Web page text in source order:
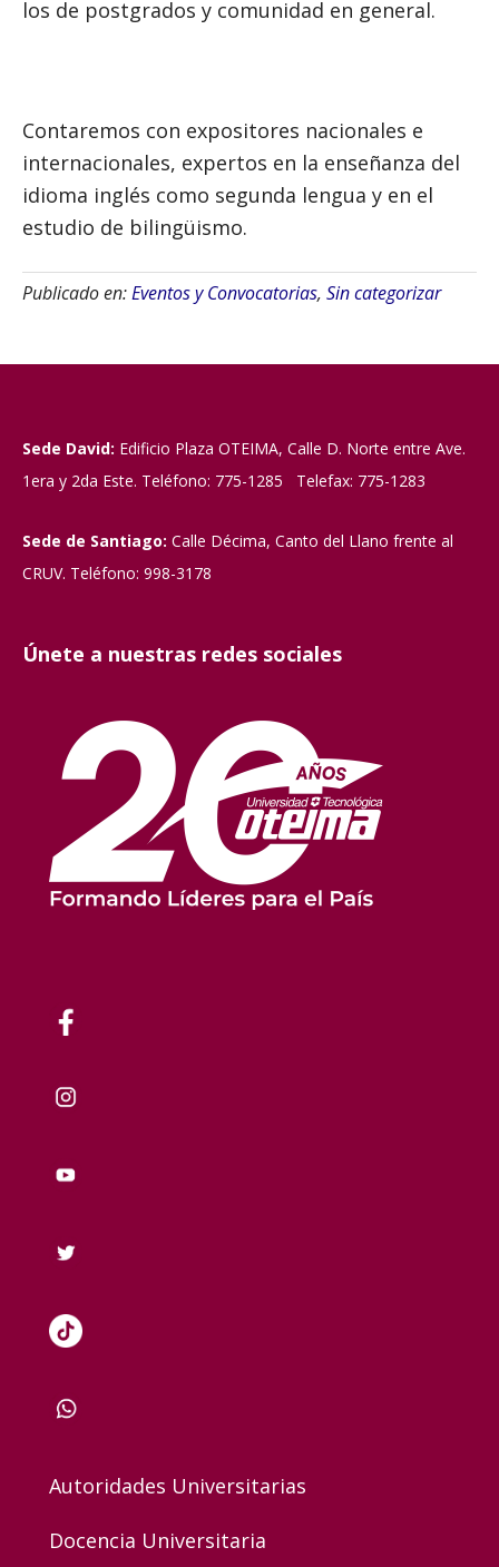
los de postgrados y comunidad en general.
Contaremos con expositores nacionales e
internacionales, expertos en la enseñanza del
idioma inglés como segunda lengua y en el
estudio de bilingüismo.
Publicado en:Eventos y Convocatorias, Sin categorizar
Sede David: Edificio Plaza OTEIMA, Calle D. Norte entre Ave.
1era y 2da Este. Teléfono: 775-1285 Telefax: 775-1283
Sede de Santiago: Calle Décima, Canto del Llano frente al
CRUV. Teléfono: 998-3178
Únete a nuestras redes sociales
Autoridades Universitarias
Docencia Universitaria